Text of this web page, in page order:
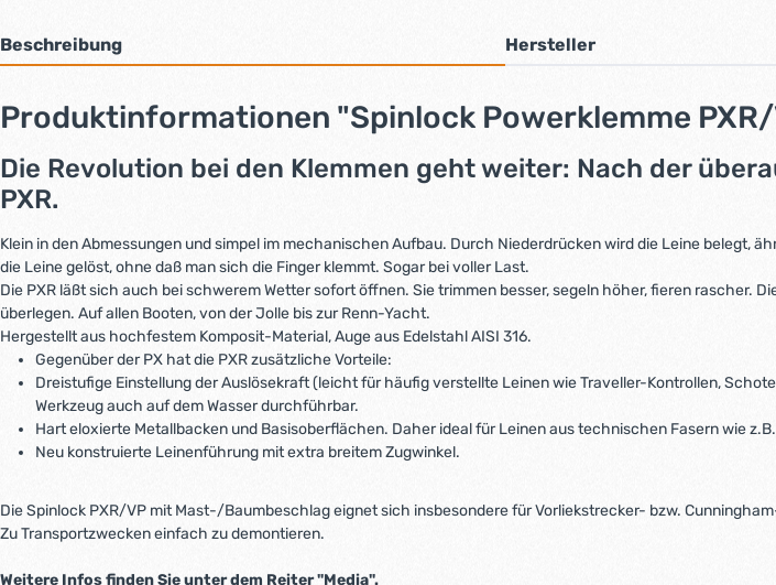
Beschreibung Hersteller
Produktinformationen "Spinlock Powerklemme
Die Revolution bei den Klemmen geht weiter: Nach der
PXR.
Klein in den Abmessungen und simpel im mechanischen Aufbau. Durch Niederdrücken wird die Leine belegt,
die Leine gelöst, ohne daß man sich die Finger klemmt. Sogar bei voller Last.
Die PXR läßt sich auch bei schwerem Wetter sofort öffnen. Sie trimmen besser, segeln höher, fieren rascher.
überlegen. Auf allen Booten, von der Jolle bis zur Renn-Yacht.
Hergestellt aus hochfestem Komposit-Material, Auge aus Edelstahl AISI 316.
Gegenüber der PX hat die PXR zusätzliche Vorteile:
Dreistufige Einstellung der Auslösekraft (leicht für häufig verstellte Leinen wie Traveller-Kontrollen,
Werkzeug auch auf dem Wasser durchführbar.
Hart eloxierte Metallbacken und Basisoberflächen. Daher ideal für Leinen aus technischen Fasern wie
Neu konstruierte Leinenführung mit extra breitem Zugwinkel.
Die Spinlock PXR/VP mit Mast-/Baumbeschlag eignet sich insbesondere für Vorliekstrecker- bzw.
Zu Transportzwecken einfach zu demontieren.
Weitere Infos finden Sie unter dem Reiter "Media".